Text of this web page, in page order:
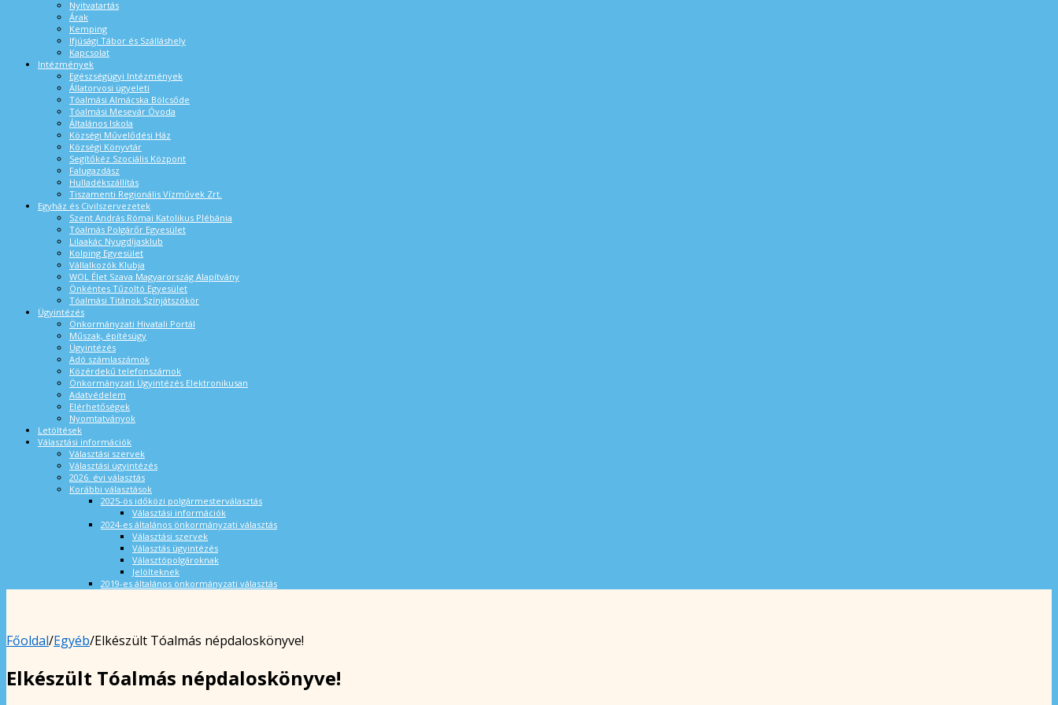
Nyitvatartás
Árak
Kemping
Ifjúsági Tábor és Szálláshely
Kapcsolat
Intézmények
Egészségügyi Intézmények
Állatorvosi ügyeleti
Tóalmási Almácska Bölcsőde
Tóalmási Mesevár Óvoda
Általános Iskola
Községi Művelődési Ház
Községi Könyvtár
Segítőkéz Szociális Központ
Falugazdász
Hulladékszállítás
Tiszamenti Regionális Vízművek Zrt.
Egyház és Civilszervezetek
Szent András Római Katolikus Plébánia
Tóalmás Polgárőr Egyesület
Lilaakác Nyugdíjasklub
Kolping Egyesület
Vállalkozók Klubja
WOL Élet Szava Magyarország Alapítvány
Önkéntes Tűzoltó Egyesület
Tóalmási Titánok Színjátszókör
Ügyintézés
Önkormányzati Hivatali Portál
Műszak, építésügy
Ügyintézés
Adó számlaszámok
Közérdekű telefonszámok
Önkormányzati Ügyintézés Elektronikusan
Adatvédelem
Elérhetőségek
Nyomtatványok
Letöltések
Választási információk
Választási szervek
Választási ügyintézés
2026. évi választás
Korábbi választások
2025-ös időközi polgármesterválasztás
Választási információk
2024-es általános önkormányzati választás
Választási szervek
Választás ügyintézés
Választópolgároknak
Jelölteknek
2019-es általános önkormányzati választás
Főoldal/Egyéb/Elkészült Tóalmás népdaloskönyve!
Elkészült Tóalmás népdaloskönyve!